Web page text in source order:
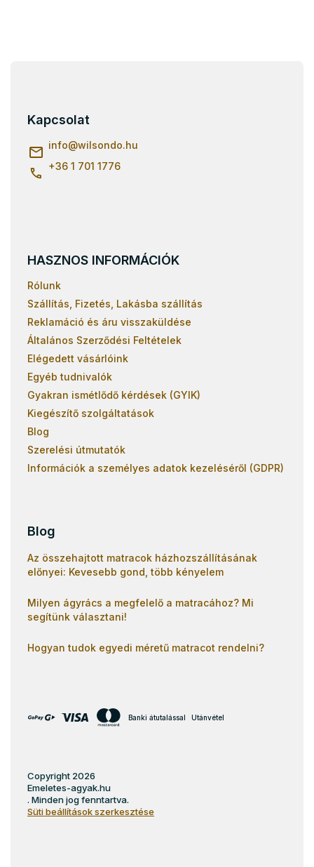
Kapcsolat
info@wilsondo.hu
+36 1 701 1776
HASZNOS INFORMÁCIÓK
Rólunk
Szállítás, Fizetés, Lakásba szállítás
Reklamáció és áru visszaküldése
Általános Szerződési Feltételek
Elégedett vásárlóink
Egyéb tudnivalók
Gyakran ismétlődő kérdések (GYIK)
Kiegészítő szolgáltatások
Blog
Szerelési útmutatók
Információk a személyes adatok kezeléséről (GDPR)
Blog
Az összehajtott matracok házhozszállításának
előnyei: Kevesebb gond, több kényelem
Milyen ágyrács a megfelelő a matracához? Mi
segítünk választani!
Hogyan tudok egyedi méretű matracot rendelni?
Banki átutalással Utánvétel
Copyright 2026
Emeletes-agyak.hu
. Minden jog fenntartva.
Süti beállítások szerkesztése